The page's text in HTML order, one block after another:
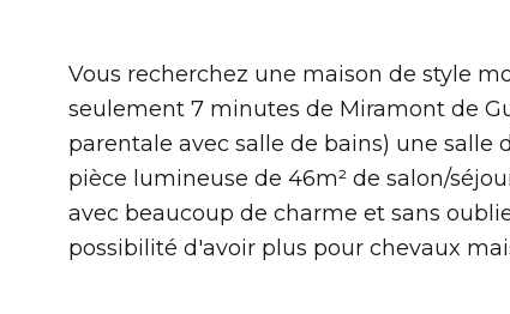
Vous recherchez une maison de style
seulement 7 minutes de Miramont de
parentale avec salle de bains) une salle
pièce lumineuse de 46m² de salon/
avec beaucoup de charme et sans
possibilité d'avoir plus pour chevaux